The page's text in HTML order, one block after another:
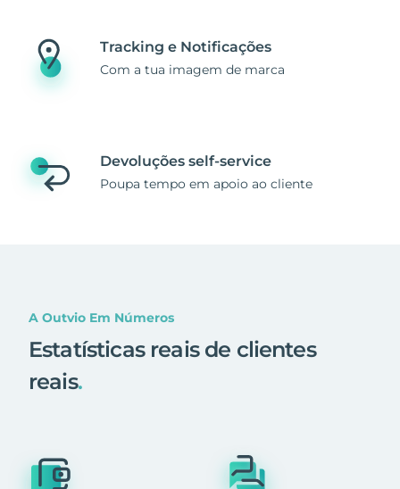
Tracking e Notificações
Com a tua imagem de marca
Devoluções self-service
Poupa tempo em apoio ao cliente
A Outvio Em Números
Estatísticas reais de clientes
reais.